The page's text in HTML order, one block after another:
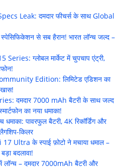
Leak: दमदार फीचर्स के साथ Global
से सब हैरान! भारत लॉन्च जल्द –
Series: ग्लोबल मार्केट में चुपचाप एंट्री,
Edition: लिमिटेड एडिशन का
दमदार 7000 mAh बैटरी के साथ जल्द
का नया धमाका!
पावरफुल बैटरी, 4K रिकॉर्डिंग और
किलर
Ultra के स्पाई फ़ोटो ने मचाया धमाल –
बदलावा!
– दमदार 7000mAh बैटरी और